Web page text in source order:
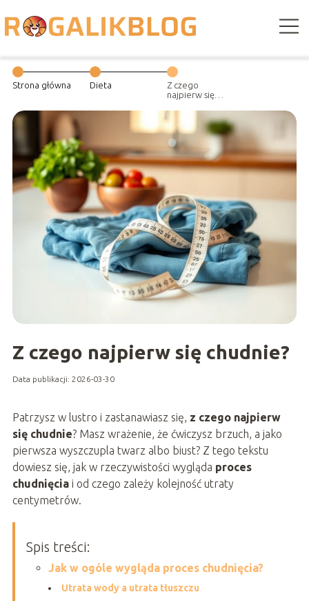
Strona główna Dieta
Z czego
najpierw się
Z czego najpierw się chudnie?
Data publikacji: 2026-03-30
Patrzysz w lustro i zastanawiasz się, z czego najpierw
się chudnie? Masz wrażenie, że ćwiczysz brzuch, a jako
pierwsza wyszczupla twarz albo biust? Z tego tekstu
dowiesz się, jak w rzeczywistości wygląda proces
chudnięciai od czego zależy kolejność utraty
centymetrów.
Spis treści:
Jak w ogóle wygląda proces chudnięcia?
Utrata wody a utrata tłuszczu